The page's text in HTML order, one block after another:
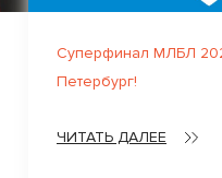
Суперфинал МЛБЛ
Петербург!
ЧИТАТЬ ДАЛЕЕ